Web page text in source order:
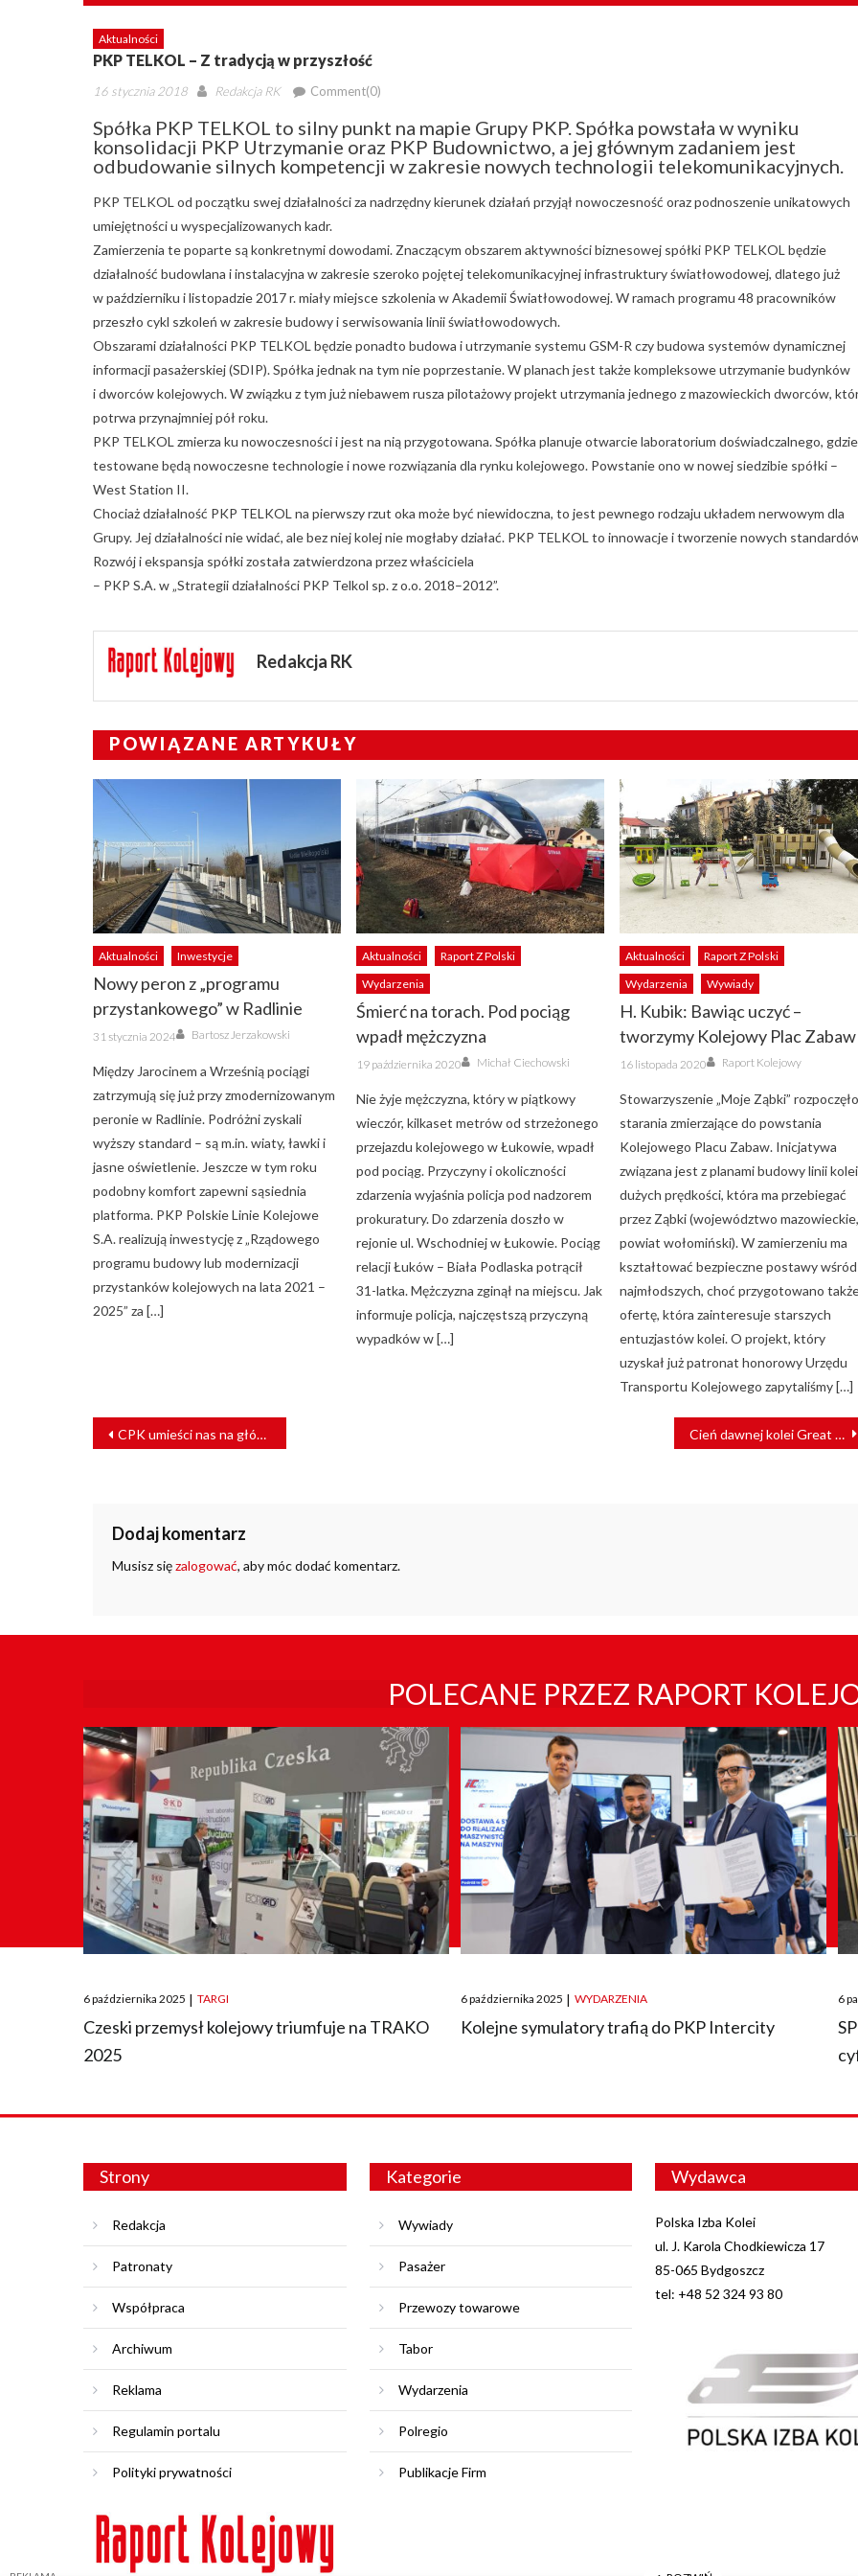
Aktualności
PKP TELKOL – Z tradycją w przyszłość
Posted
16 stycznia 2018 Author
Redakcja RK Comment(0)
Spółka PKP TELKOL to silny punkt na mapie Grupy PKP. Spółka powstała w wyniku
konsolidacji PKP Utrzymanie oraz PKP Budownictwo, a jej głównym zadaniem jest
odbudowanie silnych kompetencji w zakresie nowych technologii telekomunikacyjnych.
PKP TELKOL od początku swej działalności za nadrzędny kierunek działań przyjął nowoczesność oraz podnoszenie unikatowych
umiejętności u wyspecjalizowanych kadr.
Zamierzenia te poparte są konkretnymi dowodami. Znaczącym obszarem aktywności biznesowej spółki PKP TELKOL będzie
działalność budowlana i instalacyjna w zakresie szeroko pojętej telekomunikacyjnej infrastruktury światłowodowej, dlatego już
w październiku i listopadzie 2017 r. miały miejsce szkolenia w Akademii Światłowodowej. W ramach programu 48 pracowników
przeszło cykl szkoleń w zakresie budowy i serwisowania linii światłowodowych.
Obszarami działalności PKP TELKOL będzie ponadto budowa i utrzymanie systemu GSM-R czy budowa systemów dynamicznej
informacji pasażerskiej (SDIP). Spółka jednak na tym nie poprzestanie. W planach jest także kompleksowe utrzymanie budynków
i dworców kolejowych. W związku z tym już niebawem rusza pilotażowy projekt utrzymania jednego z mazowieckich dworców,
potrwa przynajmniej pół roku.
PKP TELKOL zmierza ku nowoczesności i jest na nią przygotowana. Spółka planuje otwarcie laboratorium doświadczalnego, gdzie
testowane będą nowoczesne technologie i nowe rozwiązania dla rynku kolejowego. Powstanie ono w nowej siedzibie spółki –
West Station II.
Chociaż działalność PKP TELKOL na pierwszy rzut oka może być niewidoczna, to jest pewnego rodzaju układem nerwowym dla
Grupy. Jej działalności nie widać, ale bez niej kolej nie mogłaby działać. PKP TELKOL to innowacje i tworzenie nowych
Rozwój i ekspansja spółki została zatwierdzona przez właściciela
– PKP S.A. w „Strategii działalności PKP Telkol sp. z o.o. 2018–2012”.
Redakcja RK
POWIĄZANE ARTYKUŁY
Aktualności Inwestycje
Nowy peron z „programu
przystankowego” w Radlinie
Posted
on
31 stycznia 2024 Author
Bartosz Jerzakowski
Między Jarocinem a Wrześnią pociągi
zatrzymują się już przy zmodernizowanym
peronie w Radlinie. Podróżni zyskali
wyższy standard – są m.in. wiaty, ławki i
jasne oświetlenie. Jeszcze w tym roku
podobny komfort zapewni sąsiednia
platforma. PKP Polskie Linie Kolejowe
S.A. realizują inwestycję z „Rządowego
programu budowy lub modernizacji
przystanków kolejowych na lata 2021 –
2025” za […]
Aktualności
Raport Z Polski
Wydarzenia
Śmierć na torach. Pod pociąg
wpadł mężczyzna
Posted
on
19 października 2020 Author
Michał Ciechowski
Nie żyje mężczyzna, który w piątkowy
wieczór, kilkaset metrów od strzeżonego
przejazdu kolejowego w Łukowie, wpadł
pod pociąg. Przyczyny i okoliczności
zdarzenia wyjaśnia policja pod nadzorem
prokuratury. Do zdarzenia doszło w
rejonie ul. Wschodniej w Łukowie. Pociąg
relacji Łuków – Biała Podlaska potrącił
31-latka. Mężczyzna zginął na miejscu. Jak
informuje policja, najczęstszą przyczyną
wypadków w […]
Aktualności
Raport Z Polski
Wydarzenia
Wywiady
H. Kubik: Bawiąc uczyć –
tworzymy Kolejowy Plac Zabaw
Posted
on
16 listopada 2020 Author
Raport Kolejowy
Stowarzyszenie „Moje Ząbki” rozpoczęło
starania zmierzające do powstania
Kolejowego Placu Zabaw. Inicjatywa
związana jest z planami budowy linii kolei
dużych prędkości, która ma przebiegać
przez Ząbki (województwo mazowieckie,
powiat wołomiński). W zamierzeniu ma
kształtować bezpieczne postawy wśród
najmłodszych, choć przygotowano
ofertę, która zainteresuje starszych
entuzjastów kolei. O projekt, który
uzyskał już patronat honorowy Urzędu
Transportu Kolejowego zapytaliśmy […]
NAWIGACJA
WPISU
CPK umieści nas na głównych szlakach komunikacyjnych Cień dawnej kolei Great Northern
Dodaj komentarz
Musisz sięzalogować, aby móc dodać komentarz.
POLECANE PRZEZ RAPORT
Posted
on
6 października 2025 | TARGI
Czeski przemysł kolejowy triumfuje na TRAKO
2025
Posted
on
6 października 2025 | WYDARZENIA
Kolejne symulatory trafią do PKP Intercity
on
6
Strony
Redakcja
Patronaty
Współpraca
Archiwum
Reklama
Regulamin portalu
Polityki prywatności
Kategorie
Wywiady
Pasażer
Przewozy towarowe
Tabor
Wydarzenia
Polregio
Publikacje Firm
Wydawca
Polska Izba Kolei
ul. J. Karola Chodkiewicza 17
85-065 Bydgoszcz
tel: +48 52 324 93 80